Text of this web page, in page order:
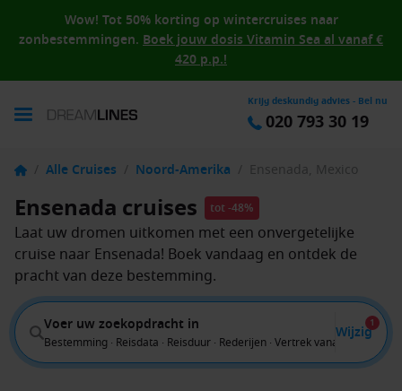
Wow! Tot 50% korting op wintercruises naar
zonbestemmingen. Boek jouw dosis Vitamin Sea al vanaf €
420 p.p.!
Krijg deskundig advies - Bel nu
020 793 30 19
/ Alle Cruises / Noord-Amerika / Ensenada, Mexico
Ensenada cruises tot -48%
Laat uw dromen uitkomen met een onvergetelijke
cruise naar Ensenada! Boek vandaag en ontdek de
pracht van deze bestemming.
Voer uw zoekopdracht in
Bestemming · Reisdata · Reisduur · Rederijen · Vertrek vanaf
Wijzig
1